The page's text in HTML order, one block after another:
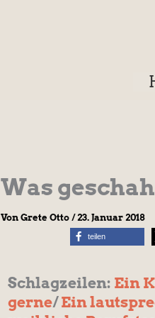
Was
Von Grete Otto /23. Januar 2018
teilen
Schlagzeilen: Ein
gerne/Ein